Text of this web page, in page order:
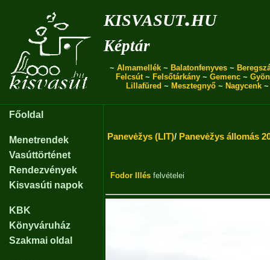
kisvasut.hu
Képtár
~ Almamellék ~ Balatonfenyves ~
Felcsút~ Felsőtárkány ~ Gemenc ~
Lillafüred ~ Mesztegnyő~ Nagycenk
Főoldal
Menetrendek
Vasúttörténet
Rendezvények
Kisvasúti napok
KBK
Könyváruház
Szakmai oldal
Panevėžys (LIT)/ Panevėžys állomás
Fodor Illés felvételei